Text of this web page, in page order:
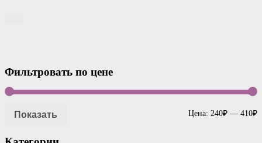
Фильтровать по цене
Показать Цена: 240₽ — 410₽